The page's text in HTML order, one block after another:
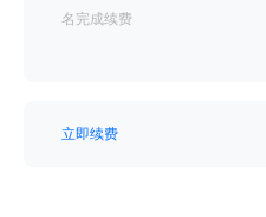
名完成续费
立即续费